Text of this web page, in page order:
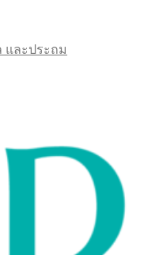
และประถม